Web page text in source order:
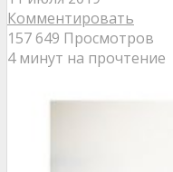
Комментировать
157 649 Просмотров
4 минут на прочтение